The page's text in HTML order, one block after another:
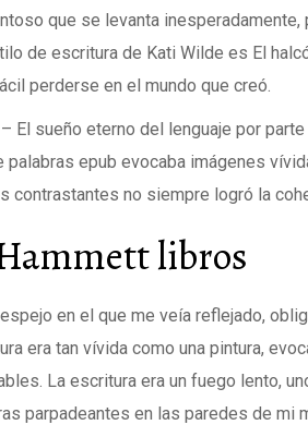
que se levanta
de escritura de Kati Wilde es El
perderse en el mundo que creó.
El sueño eterno del lenguaje por
palabras epub evocaba imágenes
contrastantes no siempre logró la
libros
en el que me veía reflejado,
era tan vívida como una pintura,
La escritura era un fuego lento,
parpadeantes en las paredes de mi